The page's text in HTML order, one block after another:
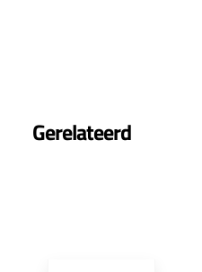
Gerelateerd